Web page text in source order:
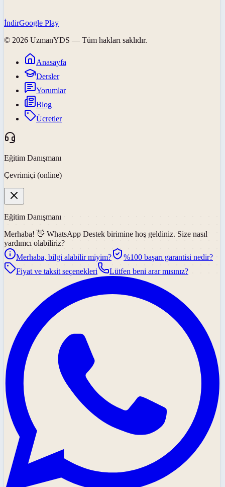
İndirGoogle Play
© 2026 UzmanYDS — Tüm hakları saklıdır.
Anasayfa
Dersler
Yorumlar
Blog
Ücretler
Eğitim Danışmanı
Çevrimiçi (online)
Eğitim Danışmanı
Merhaba! 👋 WhatsApp Destek birimine hoş geldiniz. Size nasıl
yardımcı olabiliriz?
Merhaba, bilgi alabilir miyim?
%100 başarı garantisi nedir?
Fiyat ve taksit seçenekleri
Lütfen beni arar mısınız?